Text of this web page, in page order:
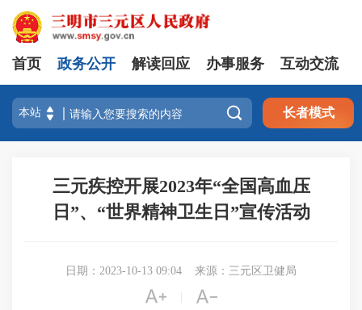
首页 政务公开 解读回应 办事服务 互动交流
 长者模式
三元疾控开展2023年“全国高血压
日”、“世界精神卫生日”宣传活动
日期：2023-10-13 09:04 来源：三元区卫健局
 